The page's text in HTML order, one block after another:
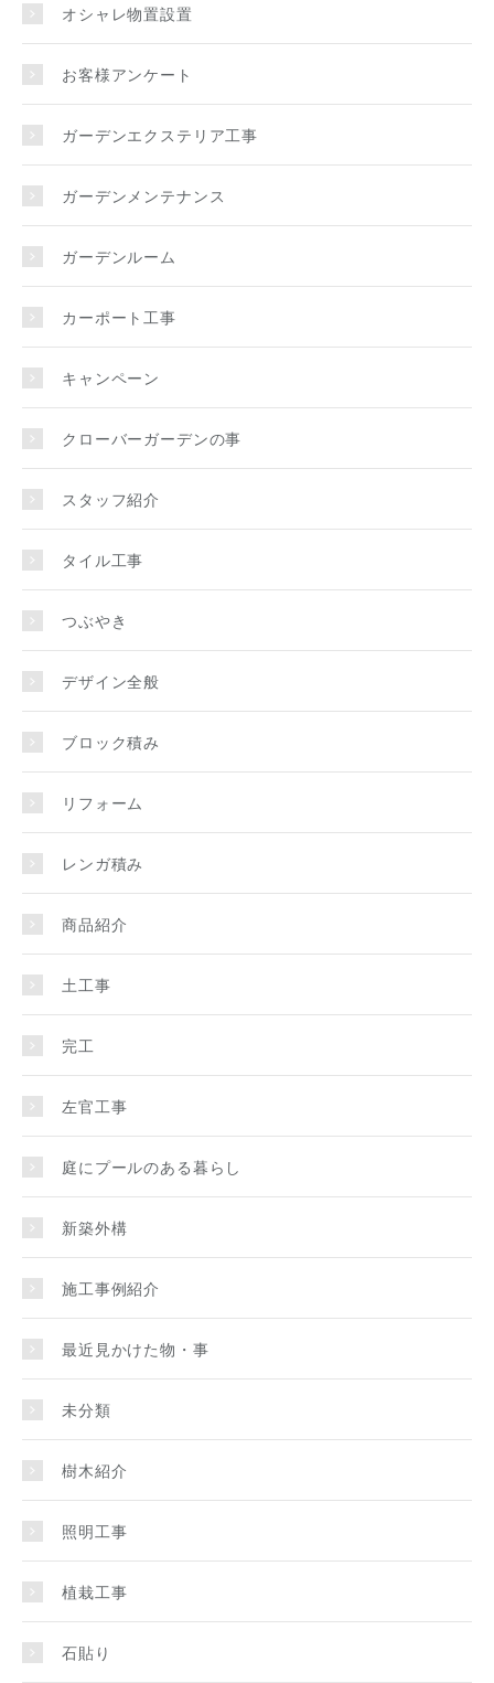
オシャレ物置設置
お客様アンケート
ガーデンエクステリア工事
ガーデンメンテナンス
ガーデンルーム
カーポート工事
キャンペーン
クローバーガーデンの事
スタッフ紹介
タイル工事
つぶやき
デザイン全般
ブロック積み
リフォーム
レンガ積み
商品紹介
土工事
完工
左官工事
庭にプールのある暮らし
新築外構
施工事例紹介
最近見かけた物・事
未分類
樹木紹介
照明工事
植栽工事
石貼り